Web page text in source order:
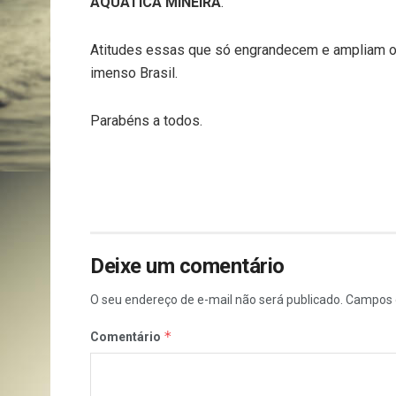
Atitudes essas que só engrandecem e
imenso Brasil.
Parabéns a todos.
Deixe um comentário
O seu endereço de e-mail não será publicado.
Comentário *